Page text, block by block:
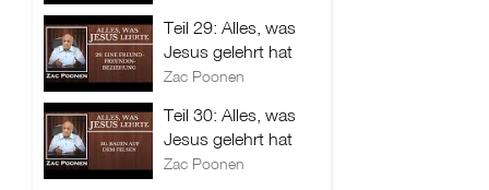
Teil 29: Alles, was
Jesus gelehrt hat
Zac Poonen
Teil 30: Alles, was
Jesus gelehrt hat
Zac Poonen